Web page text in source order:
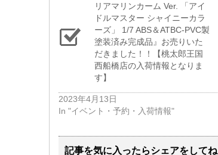
リアマリンカーム ​Ver. ​「アイ
ドルマスター ​シャイニーカラ
ーズ」 ​1/7 ​ABS＆ATBC-PVC製
塗装済み完成品』お売りいた
だきました！！【桃太郎王国
西船橋店の入荷情報となりま
す】
2023年4月13日
In "イベント・予約・入荷情報"
記事を気に入ったらシェアをしてね